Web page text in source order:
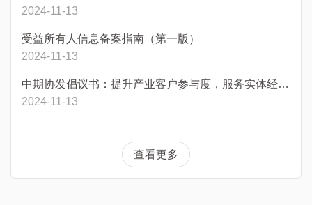
2024-11-13
受益所有人信息备案指南（第一版）
2024-11-13
中期协发倡议书：提升产业客户参与度，服务实体经济高质量发展
2024-11-13
查看更多